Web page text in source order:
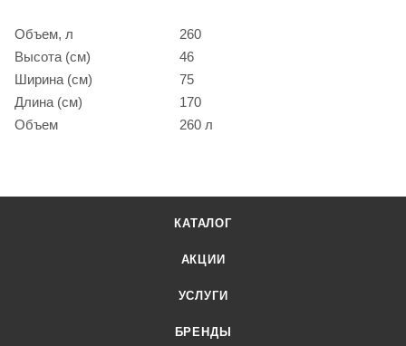
Объем, л
260
Высота (см)
46
Ширина (см)
75
Длина (см)
170
Объем
260 л
КАТАЛОГ
АКЦИИ
УСЛУГИ
БРЕНДЫ